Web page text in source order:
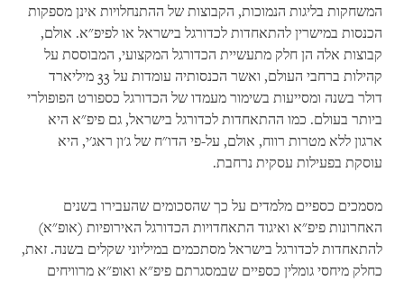
המשחקות בליגות הנמוכות, הקבוצות של ההתנחלויות אינן מספקות
הכנסות במישרין להתאחדות לכדורגל בישראל או לפיפ"א. אולם,
קבוצות אלה הן חלק מתעשיית הכדורגל המקצועי, המבוססת על
קהילות ברחבי העולם, ואשר הכנסותיה עומדות על 33 מיליארד
דולר בשנה ומסייעות בשימור מעמדו של הכדורגל כספורט הפופולרי
ביותר בעולם. כמו ההתאחדות לכדורגל בישראל, גם פיפ"א היא
ארגון ללא מטרות רווח, אולם, על-פי הדו"ח של ג'ון ראג'י, היא
עוסקת בפעילות עסקית נרחבת.
מסמכים כספיים מלמדים על כך שהסכומים שהעבירו בשנים
האחרונות פיפ"א ואיגוד התאחדויות הכדורגל האירופיות (אופ"א)
להתאחדות לכדורגל בישראל מסתכמים במיליוני שקלים בשנה. זאת,
כחלק מיחסי גומלין כספיים שבמסגרתם פיפ"א ואופ"א מרוויחים